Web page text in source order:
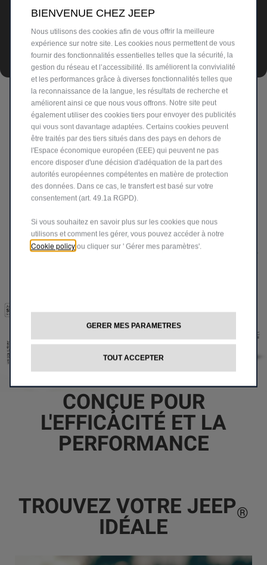
DIMENSIONS
La Nouvelle Jeep®Compass e-Hybrid vous offre le confort
et l’espace nécessaires pour chaque trajet, même les
aventures les plus extrêmes. Spécifiquement :
Hauteur :1.7 m |Longueur :
Garde au sol :200 mm |Empattement :2.8 m
Passage à gué :jusqu'à 408 mm
Angle d'approche :20° |Angle de freinage :16° |
CONÇUE POUR
L'EFFICACITÉ ET LA
PERFORMANCE
TROUVEZ VOTRE JEEP®
IDÉALE
BIENVENUE CHEZ JEEP
Nous utilisons des cookies afin de vous offrir la meilleure
expérience sur notre site. Les cookies nous permettent de vous
fournir des fonctionnalités essentielles telles que la sécurité, la
gestion du réseau et l’accessibilité. Ils améliorent la convivialité
et les performances grâce à diverses fonctionnalités telles que
la reconnaissance de la langue, les résultats de recherche et
améliorent ainsi ce que nous vous offrons. Notre site peut
également utiliser des cookies tiers pour envoyer des publicités
qui vous sont davantage adaptées. Certains cookies peuvent
être traités par des tiers situés dans des pays en dehors de
l'Espace économique européen (EEE) qui peuvent ne pas
encore disposer d'une décision d'adéquation de la part des
autorités européennes compétentes en matière de protection
des données. Dans ce cas, le transfert est basé sur votre
consentement (art. 49.1a RGPD).
Si vous souhaitez en savoir plus sur les cookies que nous
utilisons et comment les gérer, vous pouvez accéder à notre
Cookie policy ou cliquer sur ' Gérer mes paramètres'.
GERER MES PARAMETRES
TOUT ACCEPTER